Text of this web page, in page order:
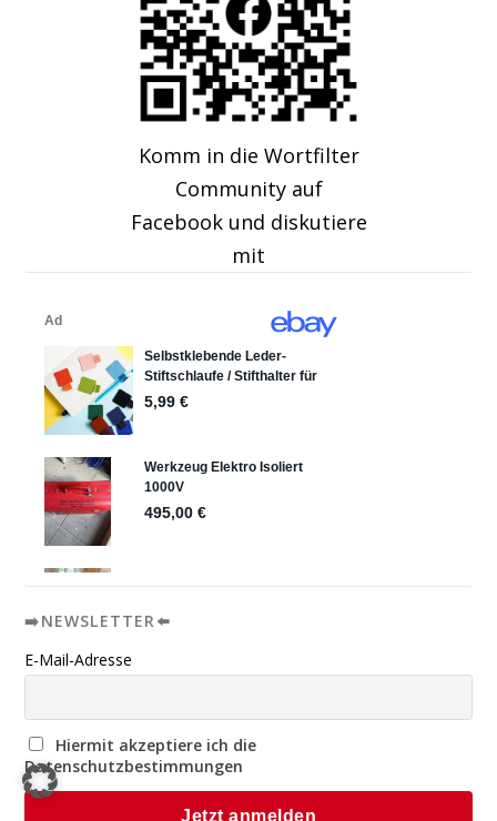
Komm in die Wortfilter
Community auf
Facebook und diskutiere
mit
➡️NEWSLETTER⬅️
E-Mail-Adresse
Hiermit akzeptiere ich die
Datenschutzbestimmungen